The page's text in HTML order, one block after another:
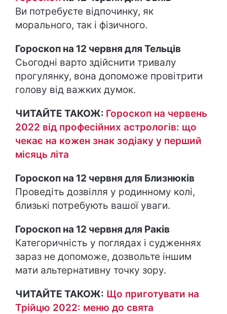
Ви потребуєте відпочинку, як
морального, так і фізичного.
Гороскоп на 12 червня для Тельців
Сьогодні варто здійснити тривалу
прогулянку, вона допоможе провітрити
голову від важких думок.
ЧИТАЙТЕ ТАКОЖ: Гороскоп на червень
2022 від професійних астрологів: що
чекає на кожен знак зодіаку у перший
місяць літа
Гороскоп на 12 червня для Близнюків
Проведіть дозвілля у родинному колі,
близькі потребують вашої уваги.
Гороскоп на 12 червня для Раків
Категоричність у поглядах і судженнях
зараз не допоможе, дозвольте іншим
мати альтернативну точку зору.
ЧИТАЙТЕ ТАКОЖ: Що приготувати на
Трійцю 2022: меню до свята